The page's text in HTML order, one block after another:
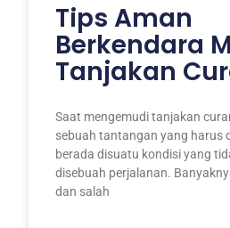
Tips Aman
Berkendara
Tanjakan
Saat mengemudi tanjakan
sebuah tantangan yang harus
berada disuatu kondisi yang
disebuah perjalanan.
dan salah